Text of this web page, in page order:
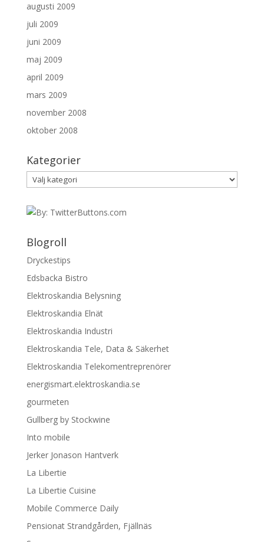
augusti 2009
juli 2009
juni 2009
maj 2009
april 2009
mars 2009
november 2008
oktober 2008
Kategorier
Kategorier
Blogroll
Dryckestips
Edsbacka Bistro
Elektroskandia Belysning
Elektroskandia Elnät
Elektroskandia Industri
Elektroskandia Tele, Data & Säkerhet
Elektroskandia Telekomentreprenörer
energismart.elektroskandia.se
gourmeten
Gullberg by Stockwine
Into mobile
Jerker Jonason Hantverk
La Libertie
La Libertie Cuisine
Mobile Commerce Daily
Pensionat Strandgården, Fjällnäs